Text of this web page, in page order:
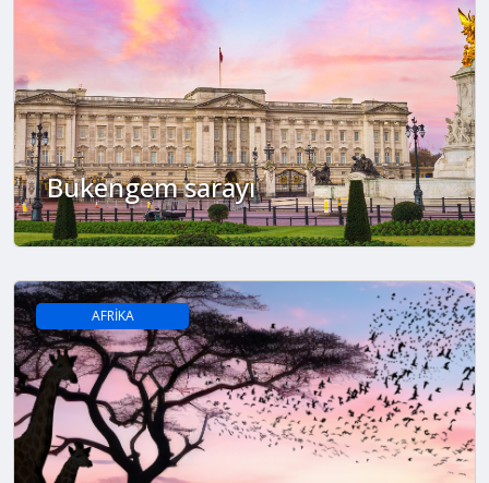
Bukengem sarayı
AFRİKA